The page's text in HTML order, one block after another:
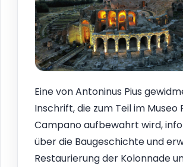
Eine von Antoninus Pius
Inschrift, die zum Teil im Museo
Campano aufbewahrt wird,
über die Baugeschichte und
Restaurierung der Kolonnade